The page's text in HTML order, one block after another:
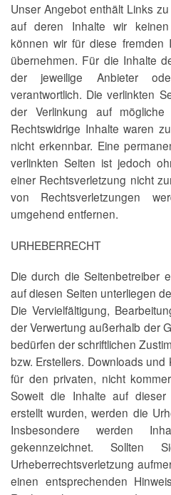
Unser Angebot enthält Links
auf deren Inhalte wir
können wir für diese fremden
übernehmen. Für die Inhalte
der jeweilige Anbieter
verantwortlich. Die verlinkten
der Verlinkung auf mögliche
Rechtswidrige Inhalte waren
nicht erkennbar. Eine
verlinkten Seiten ist jedoch
einer Rechtsverletzung nicht
von Rechtsverletzungen
umgehend entfernen.
URHEBERRECHT
Die durch die Seitenbetreiber
auf diesen Seiten unterliegen
Die Vervielfältigung,
der Verwertung außerhalb der
bedürfen der schriftlichen
bzw. Erstellers. Downloads
für den privaten, nicht
Soweit die Inhalte auf
erstellt wurden, werden die
Insbesondere werden
gekennzeichnet.
Urheberrechtsverletzung
einen entsprechenden